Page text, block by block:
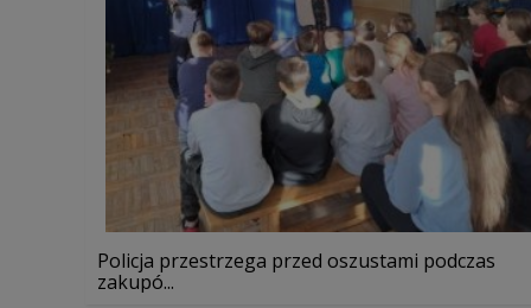
Policja przestrzega przed oszustami podczas
zakupó...